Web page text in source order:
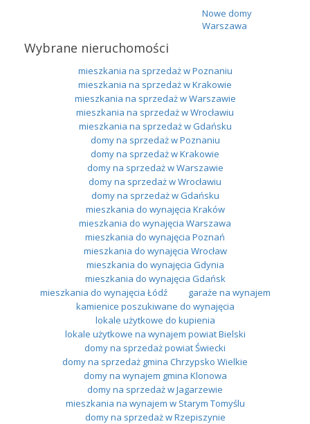
Nowe domy
Warszawa
Wybrane nieruchomości
mieszkania na sprzedaż w Poznaniu
mieszkania na sprzedaż w Krakowie
mieszkania na sprzedaż w Warszawie
mieszkania na sprzedaż w Wrocławiu
mieszkania na sprzedaż w Gdańsku
domy na sprzedaż w Poznaniu
domy na sprzedaż w Krakowie
domy na sprzedaż w Warszawie
domy na sprzedaż w Wrocławiu
domy na sprzedaż w Gdańsku
mieszkania do wynajęcia Kraków
mieszkania do wynajęcia Warszawa
mieszkania do wynajęcia Poznań
mieszkania do wynajęcia Wrocław
mieszkania do wynajęcia Gdynia
mieszkania do wynajęcia Gdańsk
mieszkania do wynajęcia Łódź
garaże na wynajem
kamienice poszukiwane do wynajęcia
lokale użytkowe do kupienia
lokale użytkowe na wynajem powiat Bielski
domy na sprzedaż powiat Świecki
domy na sprzedaż gmina Chrzypsko Wielkie
domy na wynajem gmina Klonowa
domy na sprzedaż w Jagarzewie
mieszkania na wynajem w Starym Tomyślu
domy na sprzedaż w Rzepiszynie